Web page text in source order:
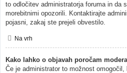
to odločitev administratorja foruma in da
morebitnimi opozorili. Kontaktirajte
pojasni, zakaj ste prejeli obvestilo.
Na vrh
Kako lahko o objavah poročam
Če je administrator to možnost